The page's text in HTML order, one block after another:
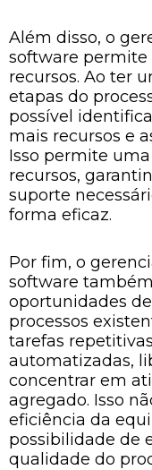
Além disso, o
software permite
recursos. Ao ter
etapas do
possível
mais recursos e
Isso permite
recursos,
suporte
forma eficaz.
Por fim, o
software
oportunidades
processos
tarefas
automatizadas,
concentrar em
agregado. Isso
eficiência da
possibilidade de
qualidade do